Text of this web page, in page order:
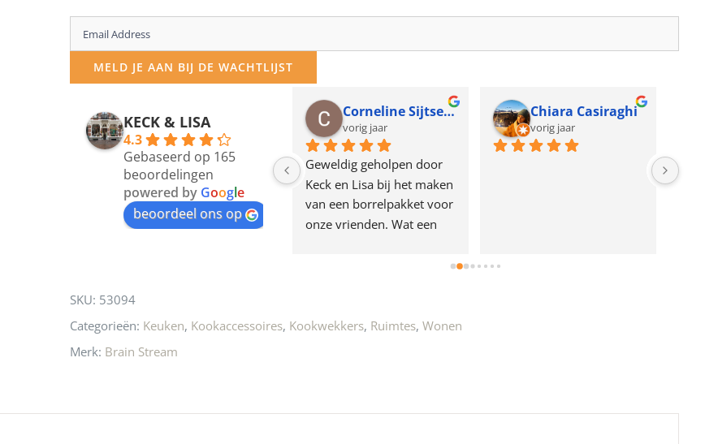
Enter
your
email
MELD JE AAN BIJ DE WACHTLIJST
KECK & LISA
4.3
Gebaseerd op 165
beoordelingen
powered by Google
beoordeel ons op
en gezellig
12 maanden geleden
Waarom in hemelsnaam
de woonwinkel op de
klippen  laten lopen? Waar
moeten nu de design
Corneline Sijtsema
vorig jaar
Geweldig geholpen door
Keck en Lisa bij het maken
van een borrelpakket voor
onze vrienden. Wat een
Chiara Casiraghi
vorig jaar
SKU: 53094
Categorieën: Keuken, Kookaccessoires, Kookwekkers, Ruimtes, Wonen
Merk: Brain Stream